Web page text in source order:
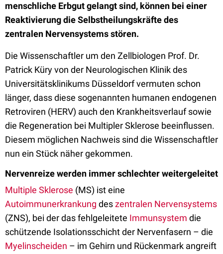
menschliche Erbgut gelangt sind, können bei einer
Reaktivierung die Selbstheilungskräfte des
zentralen Nervensystems stören.
Die Wissenschaftler um den Zellbiologen Prof. Dr.
Patrick Küry von der Neurologischen Klinik des
Universitätsklinikums Düsseldorf vermuten schon
länger, dass diese sogenannten humanen endogenen
Retroviren (HERV) auch den Krankheitsverlauf sowie
die Regeneration bei Multipler Sklerose beeinflussen.
Diesem möglichen Nachweis sind die Wissenschaftler
nun ein Stück näher gekommen.
Nervenreize werden immer schlechter weitergeleitet
Multiple Sklerose (MS) ist eine
Autoimmunerkrankung deszentralen Nervensystems
(ZNS), bei der das fehlgeleitete Immunsystem die
schützende Isolationsschicht der Nervenfasern – die
Myelinscheiden – im Gehirn und Rückenmark angreift